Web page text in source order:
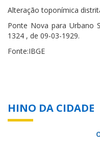
Alteração toponímica
Ponte Nova para Urbano
1324 , de 09-03-1929.
Fonte:IBGE
HINO DA CIDADE